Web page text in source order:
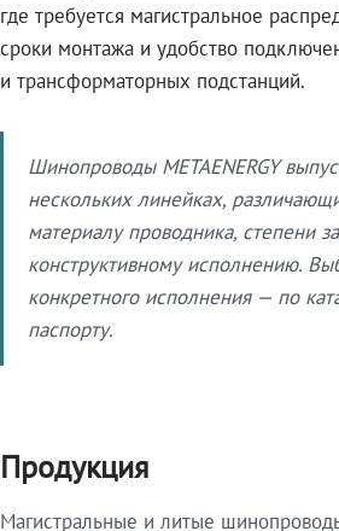
где требуется магистральное
сроки монтажа и удобство
и трансформаторных подстанций.
Шинопроводы METAENERGY
нескольких линейках,
материалу проводника, степени
конструктивному исполнению.
конкретного исполнения — по
паспорту.
Продукция
Магистральные и литые